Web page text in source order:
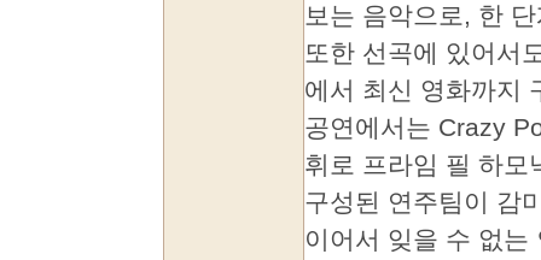
보는 음악으로, 한
또한 선곡에 있어서
에서 최신 영화까지
공연에서는 Crazy
휘로 프라임 필 하모
구성된 연주팀이 감
이어서 잊을 수 없는